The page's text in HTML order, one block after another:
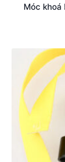
Móc khoá